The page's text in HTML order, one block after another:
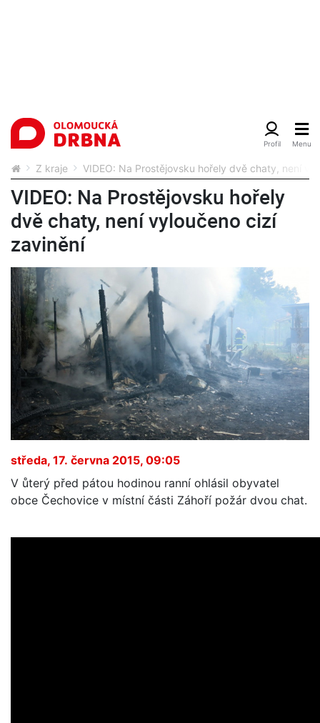
Z kraje VIDEO: Na Prostějovsku hořely dvě chaty, není
VIDEO: Na Prostějovsku hořely
dvě chaty, není vyloučeno cizí
zavinění
středa, 17. června 2015, 09:05
V ůterý před pátou hodinou ranní ohlásil obyvatel
obce Čechovice v místní části Záhoří požár dvou chat.